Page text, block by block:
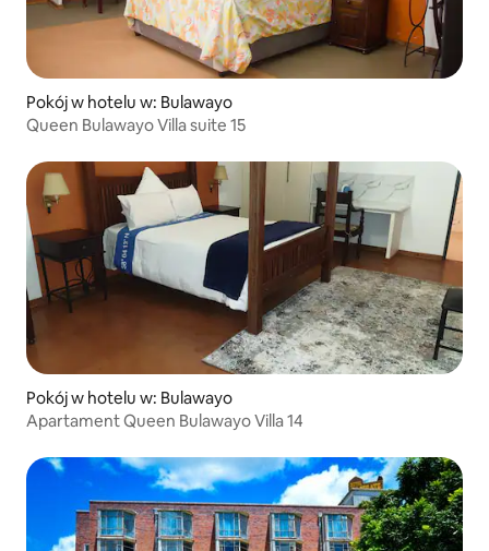
Pokój w hotelu w: Bulawayo
Queen Bulawayo Villa suite 15
Pokój w hotelu w: Bulawayo
Apartament Queen Bulawayo Villa 14